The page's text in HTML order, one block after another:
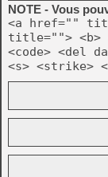
NOTE - Vous
<a href=""
title=""> <b>
<code> <del
<s> <strike>